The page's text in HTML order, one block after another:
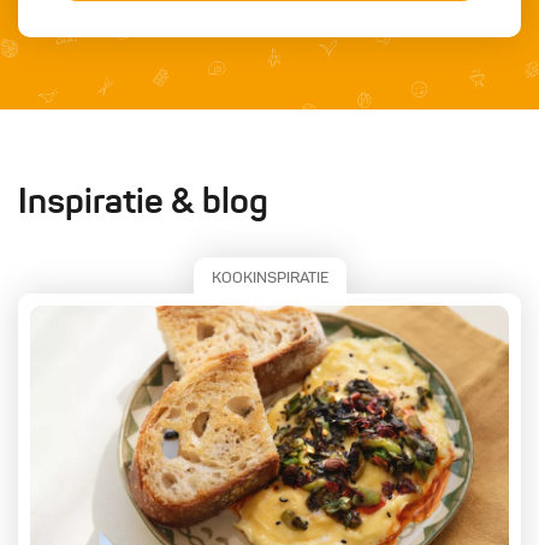
Inspiratie & blog
KOOKINSPIRATIE